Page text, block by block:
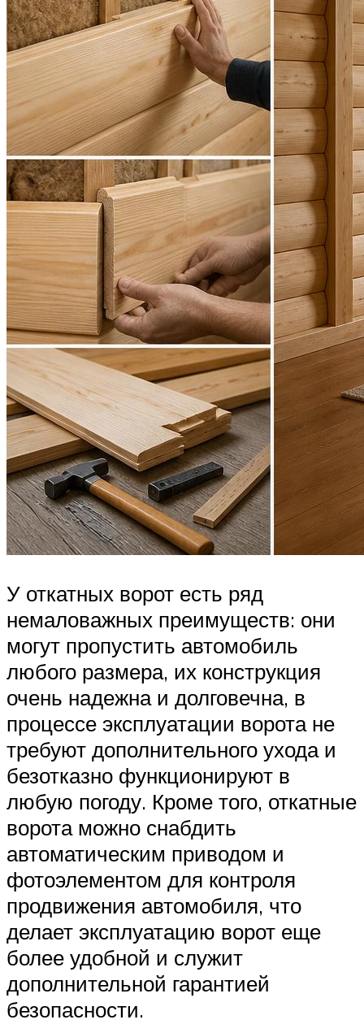
У откатных ворот есть ряд
немаловажных преимуществ: они
могут пропустить автомобиль
любого размера, их конструкция
очень надежна и долговечна, в
процессе эксплуатации ворота не
требуют дополнительного ухода и
безотказно функционируют в
любую погоду. Кроме того, откатные
ворота можно снабдить
автоматическим приводом и
фотоэлементом для контроля
продвижения автомобиля, что
делает эксплуатацию ворот еще
более удобной и служит
дополнительной гарантией
безопасности.